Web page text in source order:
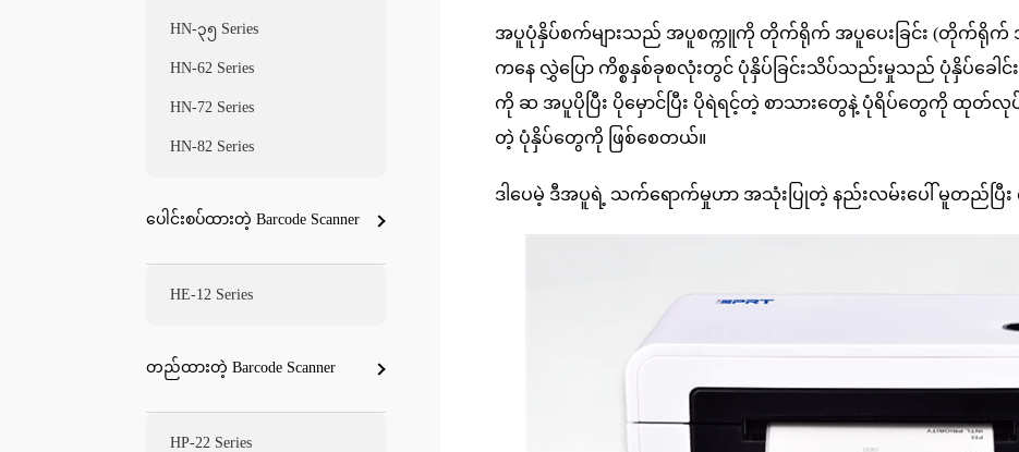
အပူပုံနှိပ်စက်များသည် အပူစက္ကူကို တိုက်ရိုက် အပူပေးခြင်း (တိုက်ရိုက်
ကနေ လွှဲပြော ကိစ္စနှစ်ခုစလုံးတွင် ပုံနှိပ်ခြင်းသိပ်သည်းမှုသည် ပုံနှိပ်ခေါ
ကို ဆ အပူပိုပြီး ပိုမှောင်ပြီး ပိုရဲရင့်တဲ့ စာသားတွေနဲ့ ပုံရိပ်တွေကို ထုတ်လု
တဲ့ ပုံနှိပ်တွေကို ဖြစ်စေတယ်။
ဒါပေမဲ့ ဒီအပူရဲ့ သက်ရောက်မှုဟာ အသုံးပြုတဲ့ နည်းလမ်းပေါ် မူတည်ပြီး
HN-၃၅ Series
HN-62 Series
HN-72 Series
HN-82 Series
ပေါင်းစပ်ထားတဲ့ Barcode Scanner
HE-12 Series
တည်ထားတဲ့ Barcode Scanner
HP-22 Series